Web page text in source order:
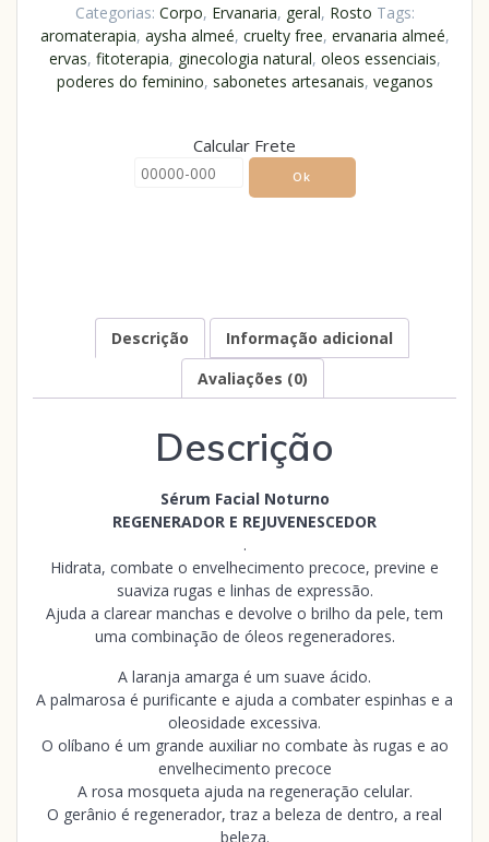
Categorias: Corpo, Ervanaria, geral, Rosto Tags:
aromaterapia, aysha almeé, cruelty free, ervanaria almeé,
ervas, fitoterapia, ginecologia natural, oleos essenciais,
poderes do feminino, sabonetes artesanais, veganos
Calcular Frete
Ok
Descrição
Informação adicional
Avaliações (0)
Descrição
Sérum Facial Noturno
REGENERADOR E REJUVENESCEDOR
.
Hidrata, combate o envelhecimento precoce, previne e
suaviza rugas e linhas de expressão.
Ajuda a clarear manchas e devolve o brilho da pele, tem
uma combinação de óleos regeneradores.
A laranja amarga é um suave ácido.
A palmarosa é purificante e ajuda a combater espinhas e a
oleosidade excessiva.
O olíbano é um grande auxiliar no combate às rugas e ao
envelhecimento precoce
A rosa mosqueta ajuda na regeneração celular.
O gerânio é regenerador, traz a beleza de dentro, a real
beleza.